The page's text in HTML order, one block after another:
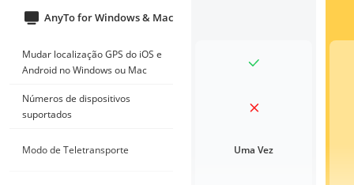
AnyTo for Windows & Mac
Mudar localização GPS do iOS e
Android no Windows ou Mac
Números de dispositivos
suportados
Modo de Teletransporte Uma Vez